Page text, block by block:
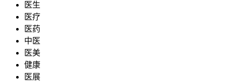
医生
医疗
医药
中医
医美
健康
医展